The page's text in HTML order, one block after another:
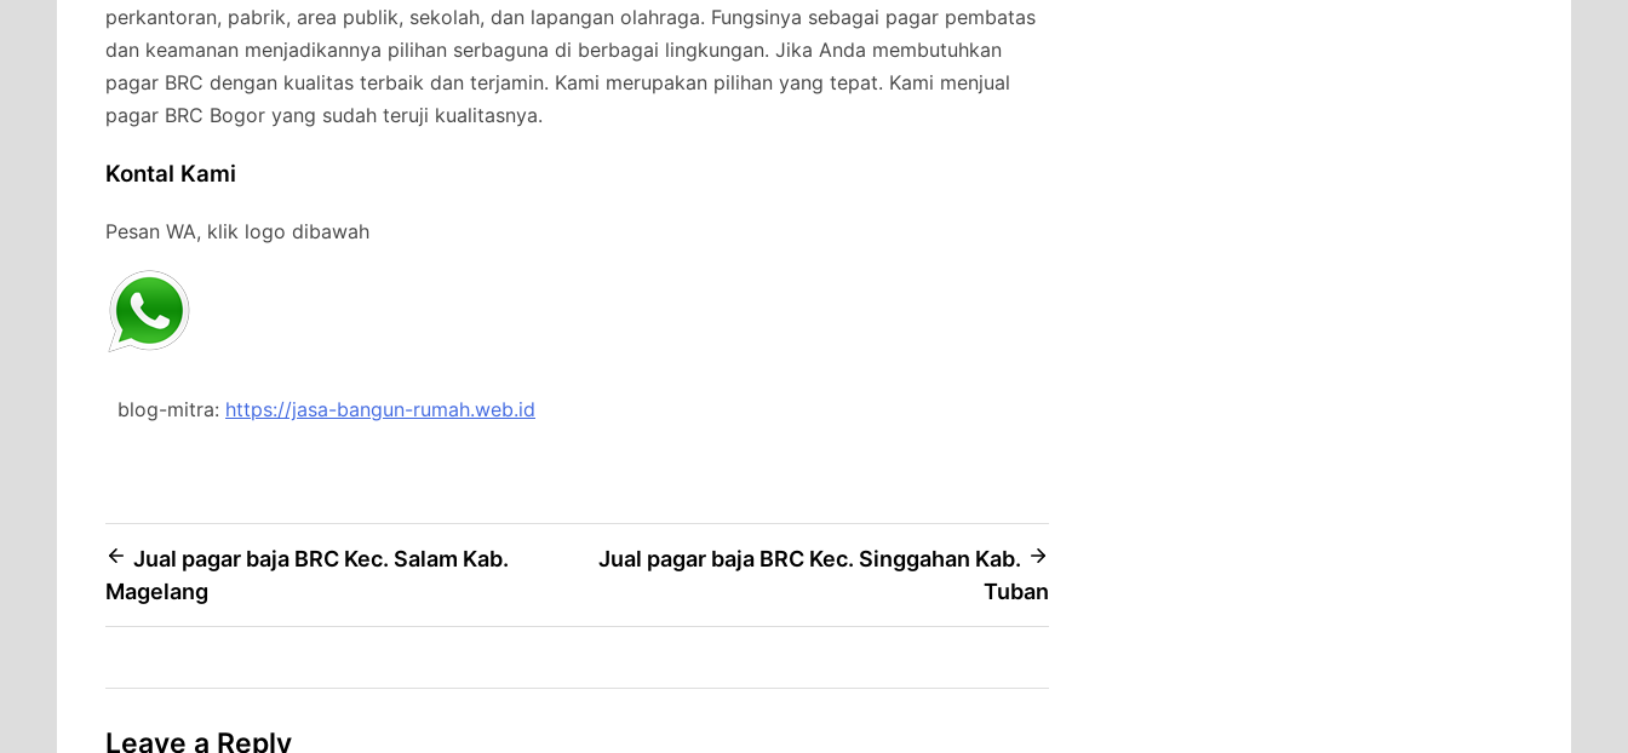
perkantoran, pabrik, area publik, sekolah, dan lapangan olahraga. Fungsinya sebagai pagar pembatas
dan keamanan menjadikannya pilihan serbaguna di berbagai lingkungan. Jika Anda membutuhkan
pagar BRC dengan kualitas terbaik dan terjamin. Kami merupakan pilihan yang tepat. Kami menjual
pagar BRC Bogor yang sudah teruji kualitasnya.
Kontal Kami
Pesan WA, klik logo dibawah
blog-mitra: https://jasa-bangun-rumah.web.id
Post
navigation
Jual pagar baja BRC Kec. Salam Kab.
Magelang
Jual pagar baja BRC Kec. Singgahan Kab.
Tuban
Leave a Reply